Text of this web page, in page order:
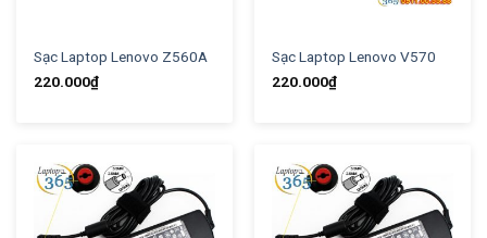
Sạc Laptop Lenovo Z560A
220.000₫
Sạc Laptop Lenovo V570
220.000₫